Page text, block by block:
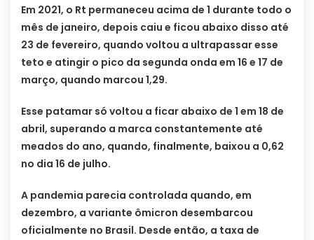
Em 2021, o Rt permaneceu acima de 1 durante todo o
mês de janeiro, depois caiu e ficou abaixo disso até
23 de fevereiro, quando voltou a ultrapassar esse
teto e atingir o pico da segunda onda em 16 e 17 de
março, quando marcou 1,29.
Esse patamar só voltou a ficar abaixo de 1 em 18 de
abril, superando a marca constantemente até
meados do ano, quando, finalmente, baixou a 0,62
no dia 16 de julho.
A pandemia parecia controlada quando, em
dezembro, a variante ômicron desembarcou
oficialmente no Brasil. Desde então, a taxa de